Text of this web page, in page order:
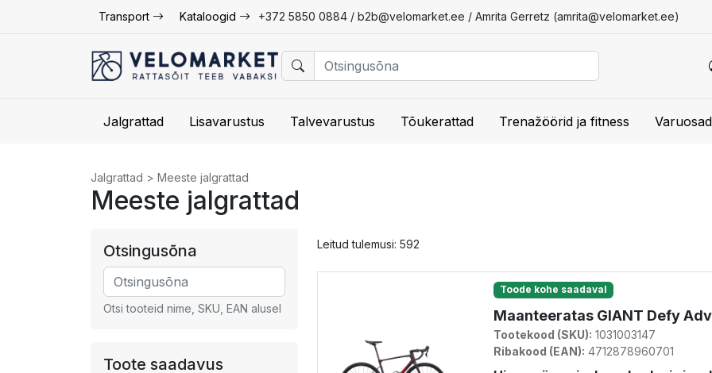
Transport Kataloogid +372 5850 0884 / b2b@velomarket.ee / Amrita Gerretz (amrita@velomarket.ee)
Jalgrattad Lisavarustus Talvevarustus Tõukerattad Trenažöörid ja fitness Varuosad
Jalgrattad > Meeste jalgrattad
Meeste jalgrattad
Otsingusõna
Otsi tooteid nime, SKU, EAN alusel
Toote saadavus
Leitud tulemusi: 592
Toode kohe saadaval
Maanteeratas GIANT Defy
Tootekood (SKU): 1031003147
Ribakood (EAN): 4712878960701